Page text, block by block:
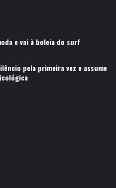
e vai à boleia do surf
pela primeira vez e assume